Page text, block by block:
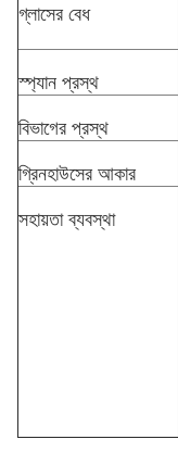
গ্লাসের বেধ
স্প্যান প্রস্থ
বিভাগের প্রস্থ
গ্রিনহাউসের আকার
সহায়তা ব্যবস্থা